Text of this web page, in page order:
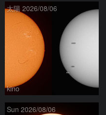
太陽 2026/08/06
kino
Sun 2026/08/06